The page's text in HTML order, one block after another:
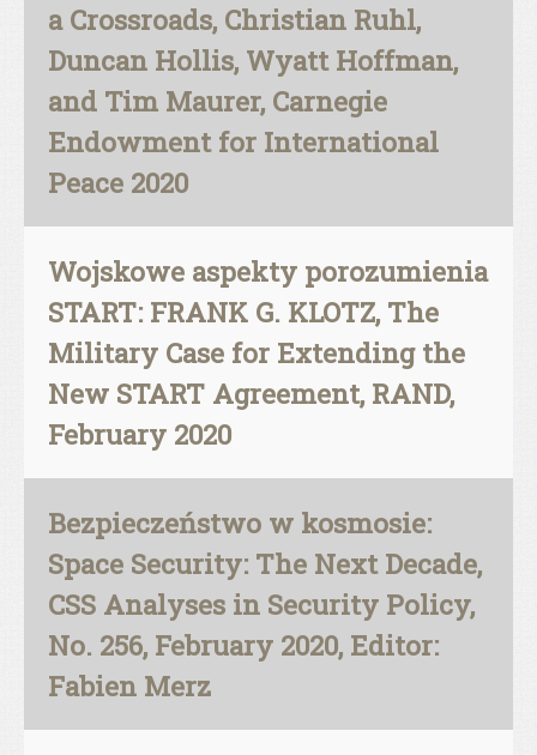
a Crossroads, Christian Ruhl,
Duncan Hollis, Wyatt Hoffman,
and Tim Maurer, Carnegie
Endowment for International
Peace 2020
Wojskowe aspekty porozumienia
START: FRANK G. KLOTZ, The
Military Case for Extending the
New START Agreement, RAND,
February 2020
Bezpieczeństwo w kosmosie:
Space Security: The Next Decade,
CSS Analyses in Security Policy,
No. 256, February 2020, Editor:
Fabien Merz